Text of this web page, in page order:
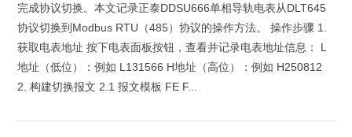
完成协议切换。本文记录正泰DDSU666单相导轨电表从DLT645
协议切换到Modbus RTU（485）协议的操作方法。 操作步骤 1.
获取电表地址 按下电表面板按钮，查看并记录电表地址信息： L
地址（低位）：例如 L131566 H地址（高位）：例如 H250812
2. 构建切换报文 2.1 报文模板 FE F...